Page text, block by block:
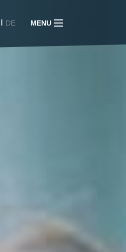
I DE MENU